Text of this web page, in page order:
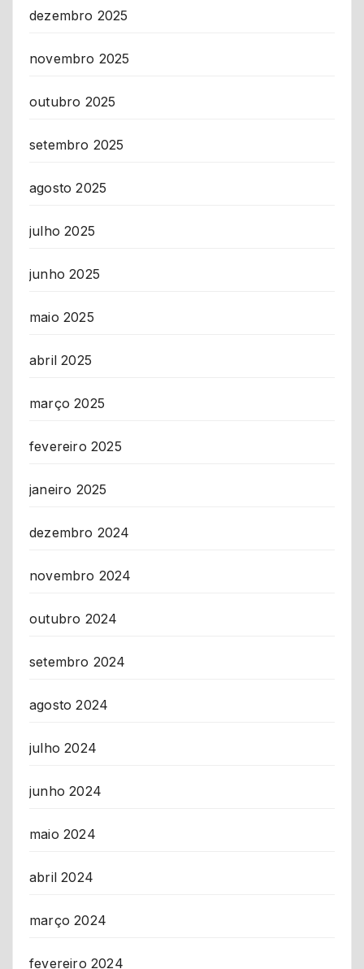
dezembro 2025
novembro 2025
outubro 2025
setembro 2025
agosto 2025
julho 2025
junho 2025
maio 2025
abril 2025
março 2025
fevereiro 2025
janeiro 2025
dezembro 2024
novembro 2024
outubro 2024
setembro 2024
agosto 2024
julho 2024
junho 2024
maio 2024
abril 2024
março 2024
fevereiro 2024